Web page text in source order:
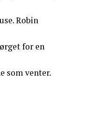
Robin
for en
som venter.